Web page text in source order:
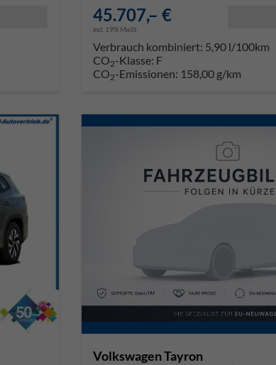
45.707,– €
incl. 19% MwSt.
Verbrauch kombiniert: 5,90 l/100km
CO2-Klasse: F
CO2-Emissionen: 158,00 g/km
Volkswagen Tayron